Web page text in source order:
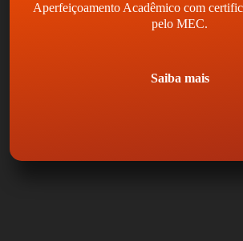
Aperfeiçoamento Acadêmico com
pelo MEC.
Saiba mais